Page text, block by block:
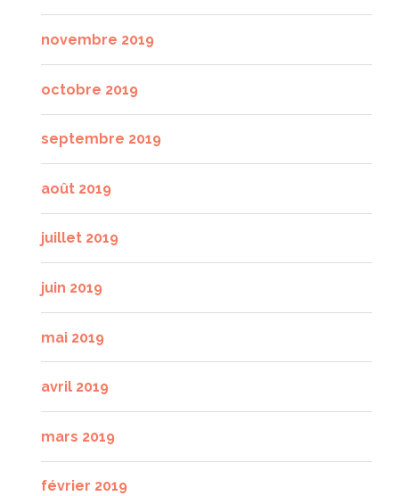
novembre 2019
octobre 2019
septembre 2019
août 2019
juillet 2019
juin 2019
mai 2019
avril 2019
mars 2019
février 2019